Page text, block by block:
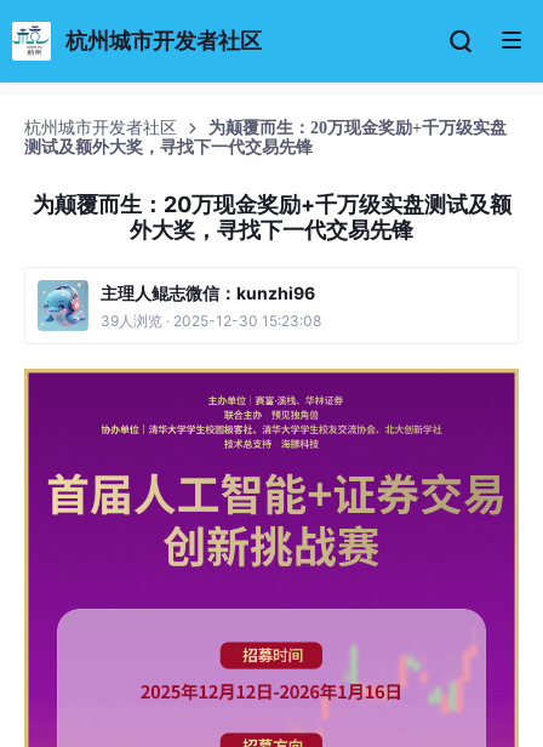
杭州城市开发者社区
杭州城市开发者社区
为颠覆而生：20万现金奖励+千万级实盘
测试及额外大奖，寻找下一代交易先锋
为颠覆而生：20万现金奖励+千万级实盘测试及额
外大奖，寻找下一代交易先锋
主理人鲲志微信：kunzhi96
39人浏览 · 2025-12-30 15:23:08